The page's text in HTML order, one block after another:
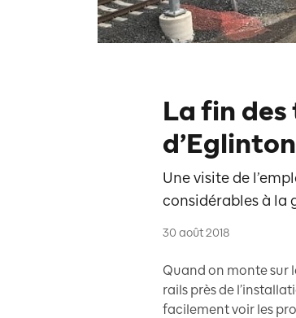
La fin
Une visite de
considérables à la
30 août 2018
Quand on monte sur
rails près de
facilement voir les